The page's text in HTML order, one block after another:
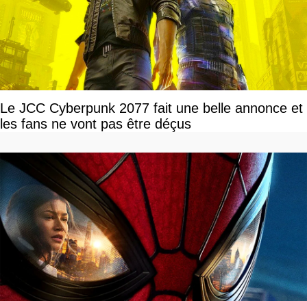
Le JCC Cyberpunk 2077 fait une belle annonce et
les fans ne vont pas être déçus